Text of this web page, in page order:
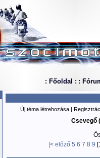
: Főoldal : :
Új téma létrehozása |
Csevegő
|< előző 5 6 7 8 9